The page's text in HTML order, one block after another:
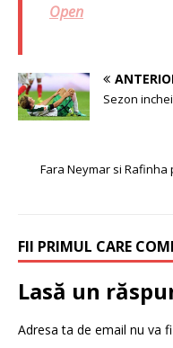
Open
Sezon
Fara Neymar si
FII PRIMUL CARE
Lasă un
Adresa ta de email nu va